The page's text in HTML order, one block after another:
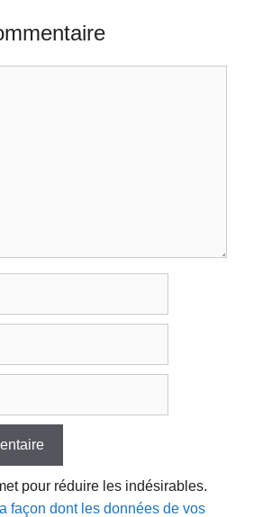
pour réduire les indésirables.
façon dont les données de vos